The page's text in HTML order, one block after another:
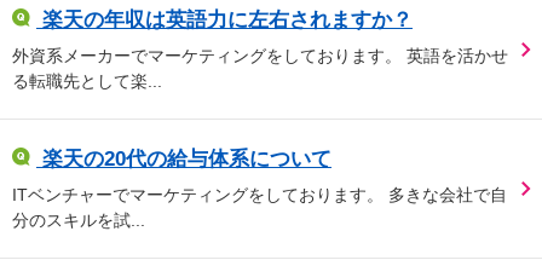
楽天の年収は英語力に左右されますか？
外資系メーカーでマーケティングをしております。 英語を活かせ
る転職先として楽...
楽天の20代の給与体系について
ITベンチャーでマーケティングをしております。 多きな会社で自
分のスキルを試...